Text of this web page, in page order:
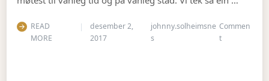
READ
MORE
desember 2,
2017
johnny.solheimsne
s
Commen
ton Julebord